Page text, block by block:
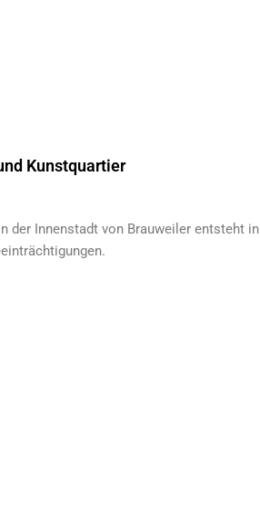
Kunstquartier
der Innenstadt von Brauweiler entsteht in